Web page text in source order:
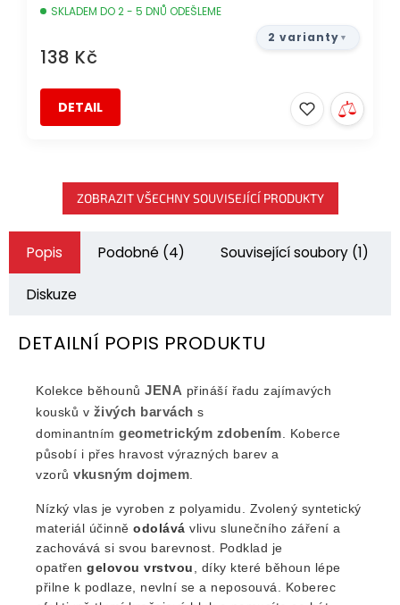
SKLADEM DO 2 - 5 DNŮ ODEŠLEME
138 Kč
DETAIL
2 varianty
ZOBRAZIT VŠECHNY SOUVISEJÍCÍ PRODUKTY
Popis Podobné (4) Související soubory (1)
Diskuze
DETAILNÍ POPIS PRODUKTU
Kolekce běhounů JENA přináší řadu zajímavých
kousků v živých barvách s
dominantním geometrickým zdobením. Koberce
působí i přes hravost výrazných barev a
vzorů vkusným dojmem.
Nízký vlas je vyroben z polyamidu. Zvolený syntetický
materiál účinně odolává vlivu slunečního záření a
zachovává si svou barevnost. Podklad je
opatřen gelovou vrstvou, díky které běhoun lépe
přilne k podlaze, nevlní se a neposouvá. Koberec